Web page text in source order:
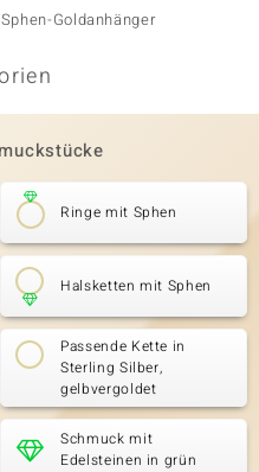
Sphen-Goldanhänger
Ringe mit Sphen
Halsketten mit Sphen
Passende Kette in
Sterling Silber,
gelbvergoldet
Schmuck mit
Edelsteinen in grün